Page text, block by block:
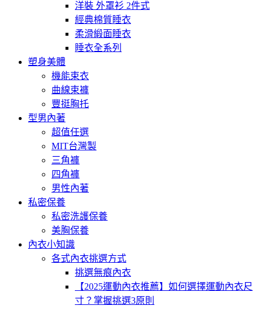
洋裝 外罩衫 2件式
經典棉質睡衣
柔滑緞面睡衣
睡衣全系列
塑身美體
機能束衣
曲線束褲
豐挺胸托
型男內著
超值任選
MIT台灣製
三角褲
四角褲
男性內著
私密保養
私密洗護保養
美胸保養
內衣小知識
各式內衣挑選方式
挑選無痕內衣
【2025運動內衣推薦】如何選擇運動內衣尺
寸？掌握挑選3原則